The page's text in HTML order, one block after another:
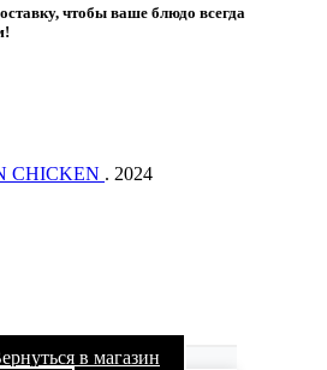
чтобы ваше блюдо всегда
CHICKEN . 2024
в магазин